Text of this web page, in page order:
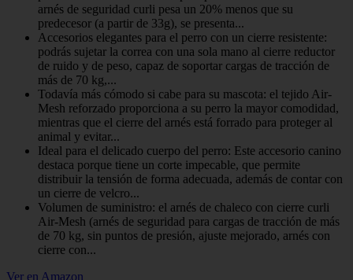
arnés de seguridad curli pesa un 20% menos que su
predecesor (a partir de 33g), se presenta...
Accesorios elegantes para el perro con un cierre resistente:
podrás sujetar la correa con una sola mano al cierre reductor
de ruido y de peso, capaz de soportar cargas de tracción de
más de 70 kg,...
Todavía más cómodo si cabe para su mascota: el tejido Air-
Mesh reforzado proporciona a su perro la mayor comodidad,
mientras que el cierre del arnés está forrado para proteger al
animal y evitar...
Ideal para el delicado cuerpo del perro: Este accesorio canino
destaca porque tiene un corte impecable, que permite
distribuir la tensión de forma adecuada, además de contar con
un cierre de velcro...
Volumen de suministro: el arnés de chaleco con cierre curli
Air-Mesh (arnés de seguridad para cargas de tracción de más
de 70 kg, sin puntos de presión, ajuste mejorado, arnés con
cierre con...
Ver en Amazon